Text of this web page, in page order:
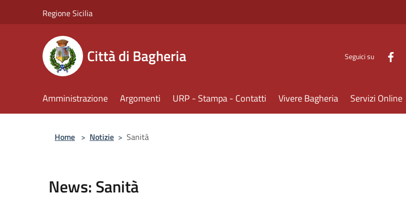
Regione Sicilia
Città di Bagheria Seguici su
Amministrazione Argomenti URP - Stampa - Contatti Vivere Bagheria Servizi Online
Home > Notizie > Sanità
News: Sanità